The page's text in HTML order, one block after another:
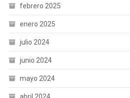
febrero 2025
enero 2025
julio 2024
junio 2024
mayo 2024